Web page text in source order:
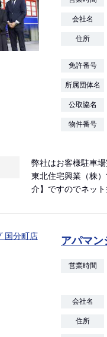
会社名
住所
免許番号
所属団体名
公取協名
物件番号
弊社はお客様駐車
東北住宅興業（株
介】ですのでネッ
アパマン
営業時間
会社名
住所